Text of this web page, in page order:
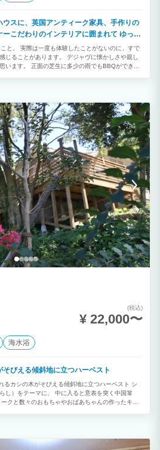
スに、英国アンティーク家具、手作りの
こだわりのインテリアに囲まれて ゆっく
しください。
と。 実際は一度も体験したことがないのに、すで
じることがあります。 デジャヴに懐かしさや親し
います。 正面の芝生に多少の雨でもBBQができる
(税込)
¥ 22,000〜
海水浴
びえる傾斜地に立つハーベスト
るカシの木がそびえる傾斜地に立つハーベスト シ
し）をテーマに、 中に入ると意表を突く中国箪
クと数々のおもちゃやおばあちゃんの作ったキル
忘れ、ゆっくりのんびりラグジュアリーな空間を